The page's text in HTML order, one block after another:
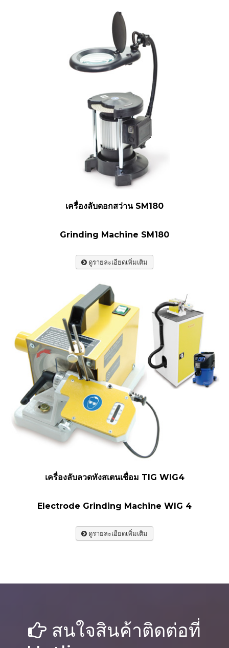
เครื่องลับดอกสว่าน SM180
Grinding Machine SM180
ดูรายละเอียดเพิ่มเติม
เครื่องลับลวดทังสเตนเชื่อม TIG WIG4
Electrode Grinding Machine WIG 4
ดูรายละเอียดเพิ่มเติม
สนใจสินค้าติดต่อที่